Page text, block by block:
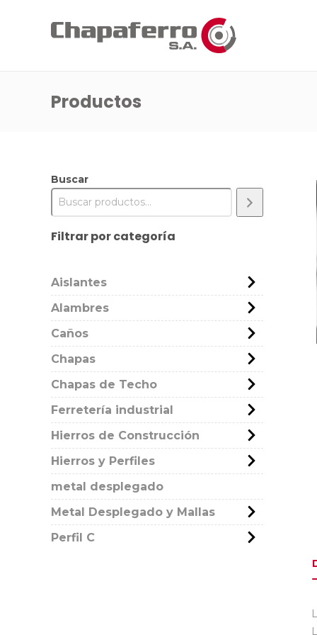
Productos
Buscar
Filtrar por categoría
Aislantes
Alambres
Caños
Chapas
Chapas de Techo
Ferretería industrial
Hierros de Construcción
Hierros y Perfiles
metal desplegado
Metal Desplegado y Mallas
Perfil C